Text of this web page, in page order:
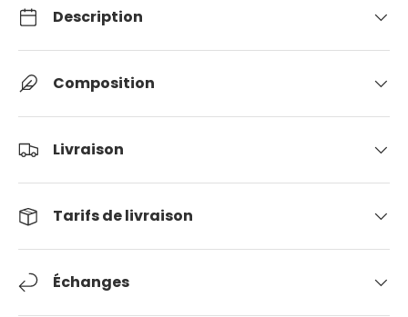
Description
Composition
Livraison
Tarifs de livraison
Échanges